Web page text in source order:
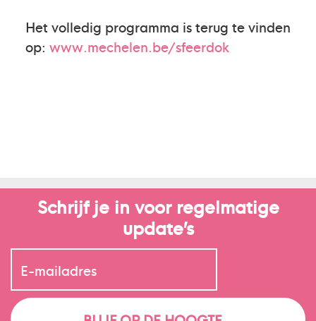
Het volledig programma is terug te vinden
op: www.mechelen.be/sfeerdok
Schrijf je in voor regelmatige
update’s